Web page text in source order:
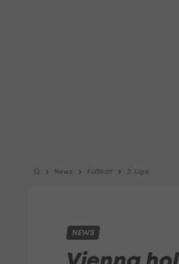
News Fußball 2. Liga
NEWS